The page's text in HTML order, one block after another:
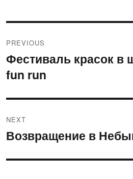
navigation
PREVIOUS
Previous
post:
Фестиваль красок в
fun run
NEXT
Next
Возвращение в